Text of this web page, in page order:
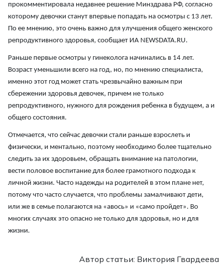
прокомментировала недавнее решение Минздрава РФ, согласно
которому девочки станут впервые попадать на осмотры с 13 лет.
По ее мнению, это очень важно для улучшения общего женского
репродуктивного здоровья, сообщает ИА NEWSDATA.RU.
Раньше первые осмотры у гинеколога начинались в 14 лет.
Возраст уменьшили всего на год, но, по мнению специалиста,
именно этот год может стать чрезвычайно важным при
сбережении здоровья девочек, причем не только
репродуктивного, нужного для рождения ребенка в будущем, а и
общего состояния.
Отмечается, что сейчас девочки стали раньше взрослеть и
физически, и ментально, поэтому необходимо более тщательно
следить за их здоровьем, обращать внимание на патологии,
вести половое воспитание для более грамотного подхода к
личной жизни. Часто надежды на родителей в этом плане нет,
потому что часто случается, что проблемы замалчивают дети,
или же в семье полагаются на «авось» и «само пройдет». Во
многих случаях это опасно не только для здоровья, но и для
жизни.
Автор статьи: Виктория Гвардеева